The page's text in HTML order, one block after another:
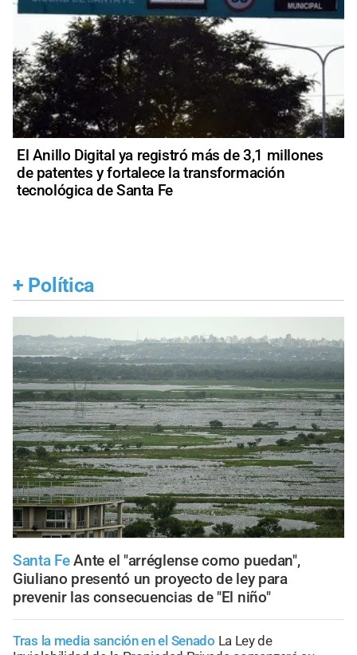
El Anillo Digital ya registró más de 3,1 millones
de patentes y fortalece la transformación
tecnológica de Santa Fe
+ Política
Santa Fe Ante el "arréglense como puedan",
Giuliano presentó un proyecto de ley para
prevenir las consecuencias de "El niño"
Tras la media sanción en el Senado La Ley de